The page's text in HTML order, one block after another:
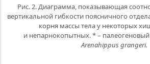
Рис. 2. Диаграмма, показывающая
вертикальной гибкости поясничного
корня массы тела у некоторых
и непарнокопытных. * –
Arenahippus grangeri.